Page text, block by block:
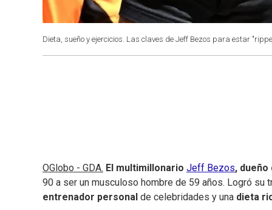
Dieta, sueño y ejercicios. Las claves de Jeff Bezos para estar
OGlobo - GDA. El multimillonario Jeff Bezos, dueño
90 a ser un musculoso hombre de 59 años. Logró
entrenador personal de celebridades y una dieta